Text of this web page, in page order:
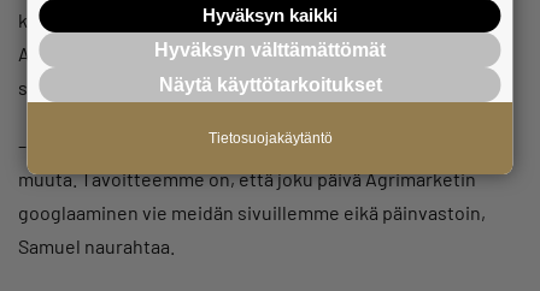
kauppansa nimi Argimarket sekoittuu helposti
Agrimarketiin, vuonna 2015 Hankkija-brändin alle
siirtyneeseen maatalousketjuun.
– Ainakin se herättää keskustelua ja jää mieleen, jos ei
muuta. Tavoitteemme on, että joku päivä Agrimarketin
googlaaminen vie meidän sivuillemme eikä päinvastoin,
Samuel naurahtaa.
Hyväksyn kaikki
Hyväksyn välttämättömät
Näytä käyttötarkoitukset
Tietosuojakäytäntö